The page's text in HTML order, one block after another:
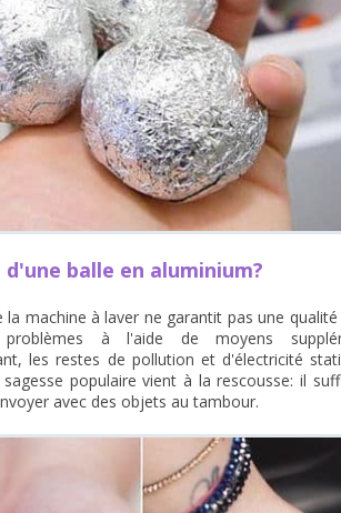
balle en aluminium?
machine à laver ne garantit pas une qualité
à l'aide de moyens
les restes de pollution et d'électricité
sagesse populaire vient à la rescousse: il
avec des objets au tambour.